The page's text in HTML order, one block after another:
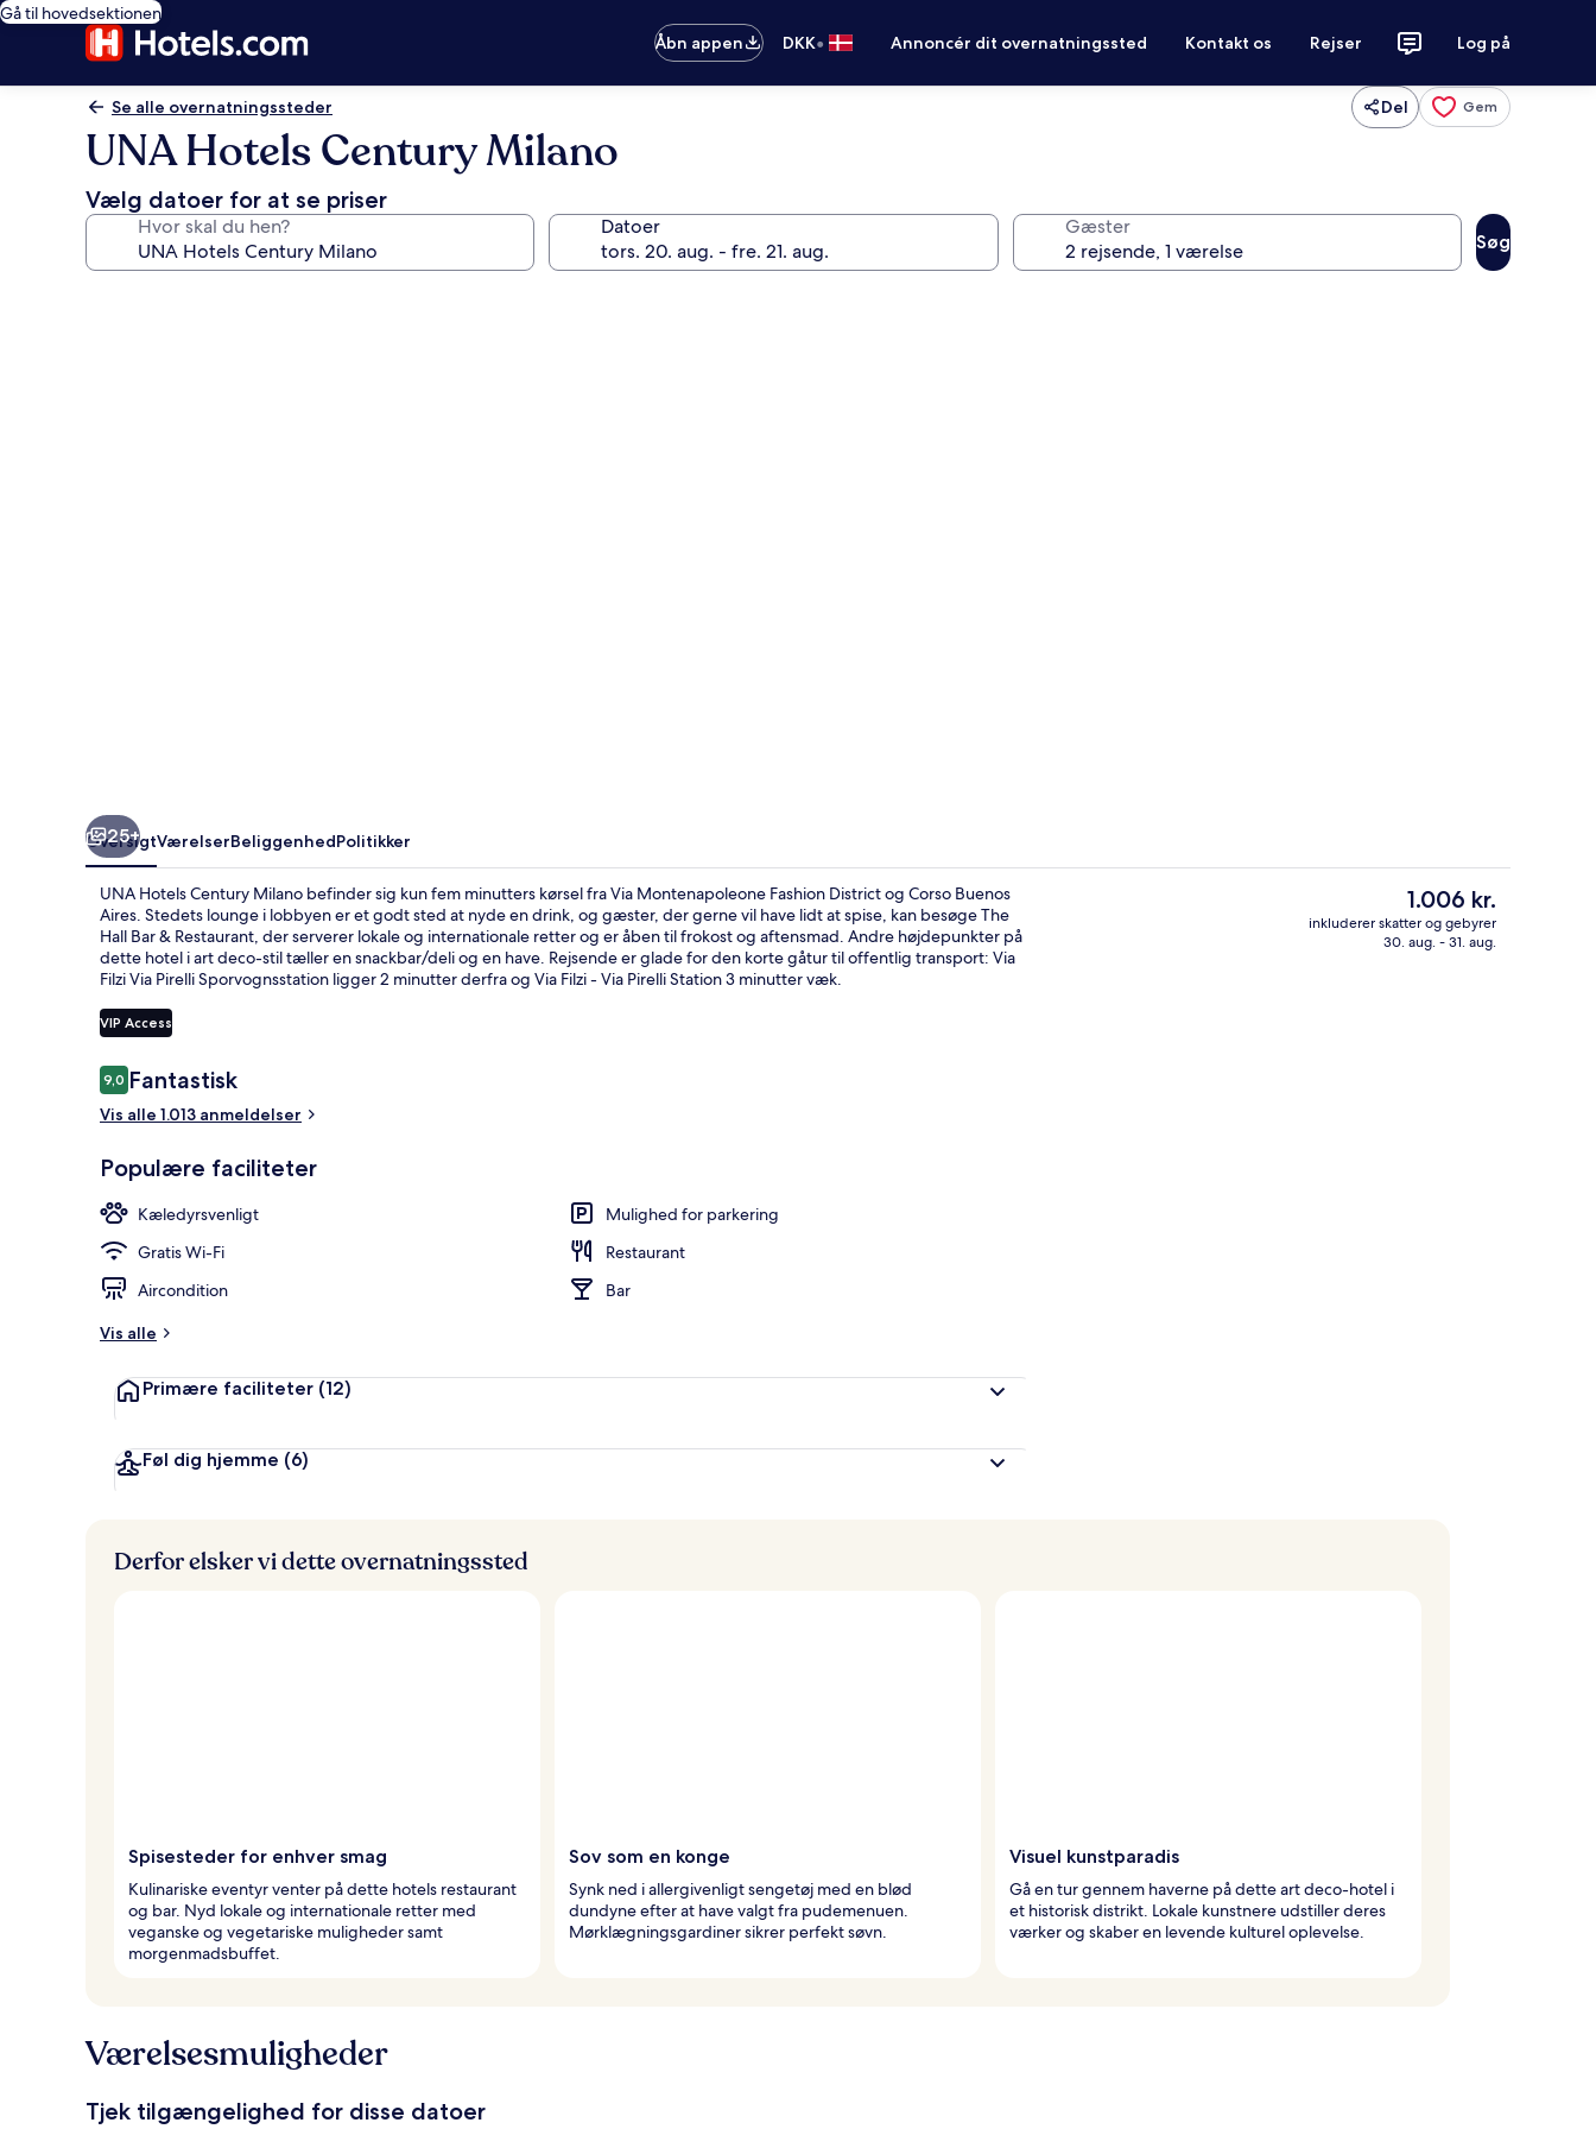
Gå til hovedsektionen
Åbn appen
DKK• Annoncér dit overnatningssted Kontakt os Rejser Log på
Se alle overnatningssteder Del Gem
UNA Hotels Century Milano
Vælg datoer for at se priser
Hvor skal du hen? Datoer Gæster
Søg
Lounge i lobbyen
25+
OversigtVærelserBeliggenhedPolitikker
UNA Hotels Century Milano befinder sig kun fem minutters kørsel fra Via Montenapoleone Fashion District og Corso Buenos
Aires. Stedets lounge i lobbyen er et godt sted at nyde en drink, og gæster, der gerne vil have lidt at spise, kan besøge The
Hall Bar & Restaurant, der serverer lokale og internationale retter og er åben til frokost og aftensmad. Andre højdepunkter på
dette hotel i art deco-stil tæller en snackbar/deli og en have. Rejsende er glade for den korte gåtur til offentlig transport: Via
Filzi Via Pirelli Sporvognsstation ligger 2 minutter derfra og Via Filzi - Via Pirelli Station 3 minutter væk.
VIP Access
Anmeldelser
9,09,0 ud af 10.
Fantastisk
Vis alle 1.013 anmeldelser
Populære faciliteter
Kæledyrsvenligt
Mulighed for parkering
Gratis Wi-Fi
Restaurant
Aircondition
Bar
Vis alle
Primære faciliteter (12)
Føl dig hjemme (6)
Den
nuværende
pris
1.006 kr.
inkluderer skatter og gebyrer
30. aug. - 31. aug.
Derfor elsker vi dette overnatningssted
Spisesteder for enhver smag
Kulinariske eventyr venter på dette hotels restaurant
og bar. Nyd lokale og internationale retter med
veganske og vegetariske muligheder samt
morgenmadsbuffet.
Sov som en konge
Synk ned i allergivenligt sengetøj med en blød
dundyne efter at have valgt fra pudemenuen.
Mørklægningsgardiner sikrer perfekt søvn.
Visuel kunstparadis
Gå en tur gennem haverne på dette art deco-hotel i
et historisk distrikt. Lokale kunstnere udstiller deres
værker og skaber en levende kulturel oplevelse.
Værelsesmuligheder
Tjek tilgængelighed for disse datoer